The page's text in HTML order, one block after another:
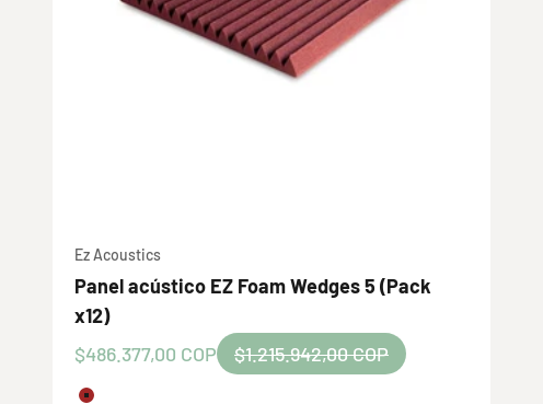
Ez Acoustics
Panel acústico EZ Foam Wedges 5 (Pack
x12)
Precio de oferta
$486.377,00 COP Precio normal
$1.215.942,00 COP
Color